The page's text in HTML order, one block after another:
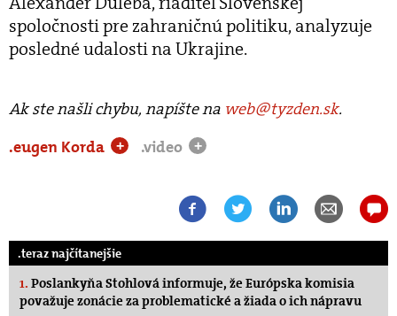
spoločnosti pre zahraničnú politiku, analyzuje
posledné udalosti na Ukrajine.
Ak ste našli chybu, napíšte na web@tyzden.sk.
.eugen Korda
+ .video +
.teraz najčítanejšie
1. Poslankyňa Stohlová informuje, že Európska komisia
považuje zonácie za problematické a žiada o ich nápravu